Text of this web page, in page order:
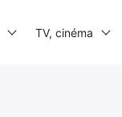
TV, cinéma